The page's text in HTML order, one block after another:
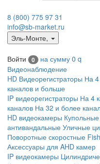
8 (800) 775 97 31
info@sb-market.ru
Эль-Монте,
Войти 0 на сумму 0 q
Видеонаблюдение
HD Видеорегистраторы На
каналов и больше
IP видеорегистраторы На 4
каналов На 32 и более
HD видеокамеры
антивандальные Уличные
Поворотные скоростные
Аксессуары для AHD камер
IP видеокамеры